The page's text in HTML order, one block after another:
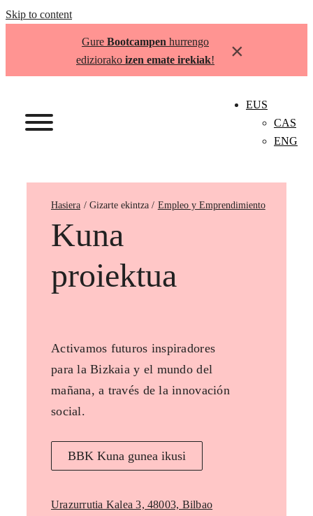
Skip to content
Gure Bootcampen hurrengo
ediziorako izen emate irekiak! ×
EUS
CAS
ENG
Hasiera Empleo y Emprendimiento
Kuna
proiektua
Activamos futuros inspiradores
para la Bizkaia y el mundo del
mañana, a través de la innovación
social.
BBK Kuna gunea ikusi
Urazurrutia Kalea 3, 48003, Bilbao